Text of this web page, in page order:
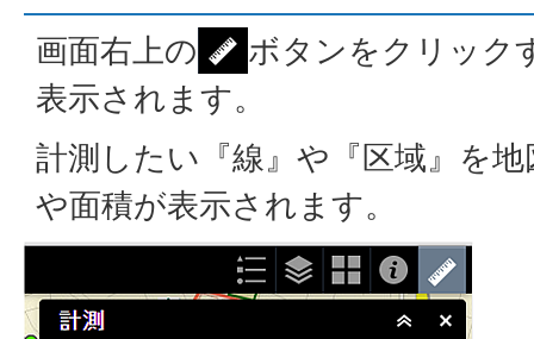
画面右上の
ボタンをクリック
表示されます。
計測したい『線』や『区域』を
や面積が表示されます。